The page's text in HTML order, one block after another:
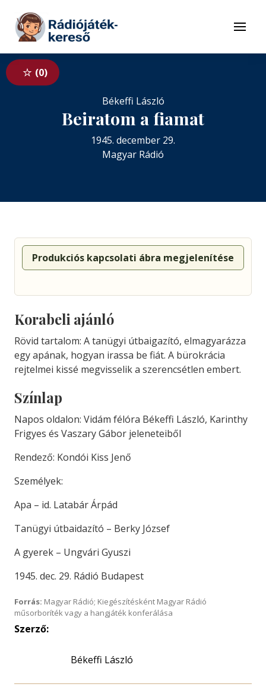
Tovább a tartalomhoz
Menü
0
Békeffi László
Beiratom a fiamat
1945. december 29.
Magyar Rádió
Produkciós kapcsolati ábra megjelenítése
Korabeli ajánló
Rövid tartalom: A tanügyi útbaigazító, elmagyarázza
egy apának, hogyan irassa be fiát. A bürokrácia
rejtelmei kissé megvisselik a szerencsétlen embert.
Színlap
Napos oldalon: Vidám félóra Békeffi László, Karinthy
Frigyes és Vaszary Gábor jeleneteiből
Rendező: Kondói Kiss Jenő
Személyek:
Apa – id. Latabár Árpád
Tanügyi útbaidazító – Berky József
A gyerek – Ungvári Gyuszi
1945. dec. 29. Rádió Budapest
Forrás: Magyar Rádió; Kiegészítésként Magyar Rádió
műsorboríték vagy a hangjáték konferálása
Szerző:
Békeffi László